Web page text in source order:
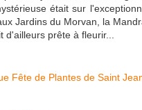
était sur
Jardins du Morvan, la
d'ailleurs prête à fleurir...